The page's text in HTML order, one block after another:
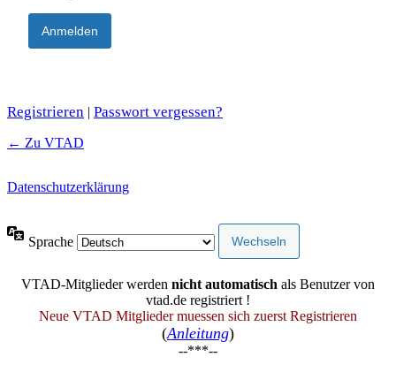
Registrieren | Passwort vergessen?
← Zu VTAD
Datenschutzerklärung
Sprache
VTAD-Mitglieder werden nicht automatisch als Benutzer von
vtad.de registriert !
Neue VTAD Mitglieder muessen sich zuerst Registrieren
(Anleitung)
--***--